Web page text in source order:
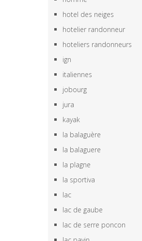
hotel des neiges
hotelier randonneur
hoteliers randonneurs
ign
italiennes
jobourg
jura
kayak
la balaguère
la balaguere
la plagne
la sportiva
lac
lac de gaube
lac de serre poncon